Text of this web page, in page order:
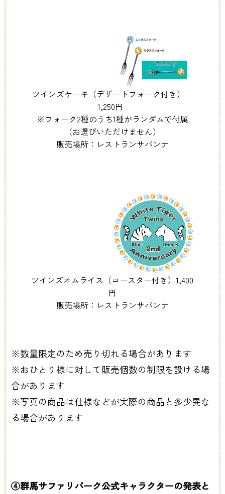
ツインズケーキ（デザートフォーク付き）
1,250円
※フォーク2種のうち1種がランダムで付属
（お選びいただけません）
販売場所：レストランサバンナ
ツインズオムライス（コースター付き）1,400
円
販売場所：レストランサバンナ
※数量限定のため売り切れる場合があります
※おひとり様に対して販売個数の制限を設ける場
合があります
※写真の商品は仕様などが実際の商品と多少異な
る場合があります
④群馬サファリパーク公式キャラクターの発表と